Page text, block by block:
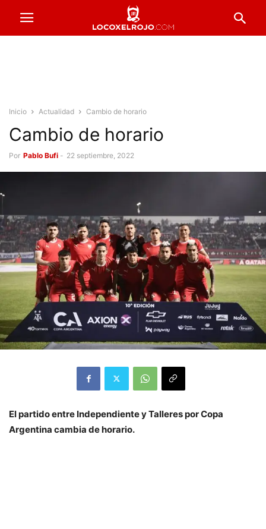
Inicio Actualidad Cambio de horario
Cambio de horario
Por Pablo Bufi - 22 septiembre, 2022
El partido entre Independiente y Talleres por Copa
Argentina cambia de horario.